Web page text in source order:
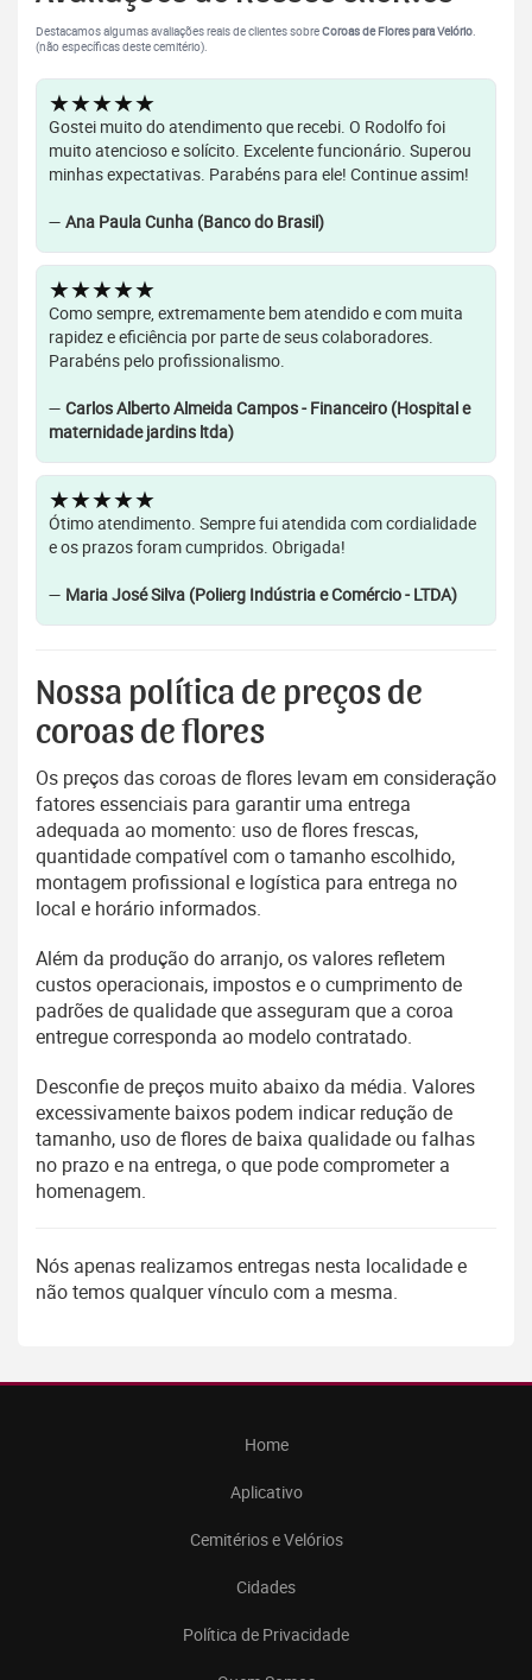
Destacamos algumas avaliações reais de clientes sobreCoroas de Flores para Velório.
(não específicas deste cemitério).
★★★★★
Gostei muito do atendimento que recebi. O Rodolfo foi
muito atencioso e solícito. Excelente funcionário. Superou
minhas expectativas. Parabéns para ele! Continue assim!
— Ana Paula Cunha (Banco do Brasil)
★★★★★
Como sempre, extremamente bem atendido e com muita
rapidez e eficiência por parte de seus colaboradores.
Parabéns pelo profissionalismo.
— Carlos Alberto Almeida Campos - Financeiro (Hospital e
maternidade jardins ltda)
★★★★★
Ótimo atendimento. Sempre fui atendida com cordialidade
e os prazos foram cumpridos. Obrigada!
— Maria José Silva (Polierg Indústria e Comércio - LTDA)
Nossa política de preços de
coroas de flores
Os preços das coroas de flores levam em consideração
fatores essenciais para garantir uma entrega
adequada ao momento: uso de flores frescas,
quantidade compatível com o tamanho escolhido,
montagem profissional e logística para entrega no
local e horário informados.
Além da produção do arranjo, os valores refletem
custos operacionais, impostos e o cumprimento de
padrões de qualidade que asseguram que a coroa
entregue corresponda ao modelo contratado.
Desconfie de preços muito abaixo da média. Valores
excessivamente baixos podem indicar redução de
tamanho, uso de flores de baixa qualidade ou falhas
no prazo e na entrega, o que pode comprometer a
homenagem.
Nós apenas realizamos entregas nesta localidade e
não temos qualquer vínculo com a mesma.
Home
Aplicativo
Cemitérios e Velórios
Cidades
Política de Privacidade